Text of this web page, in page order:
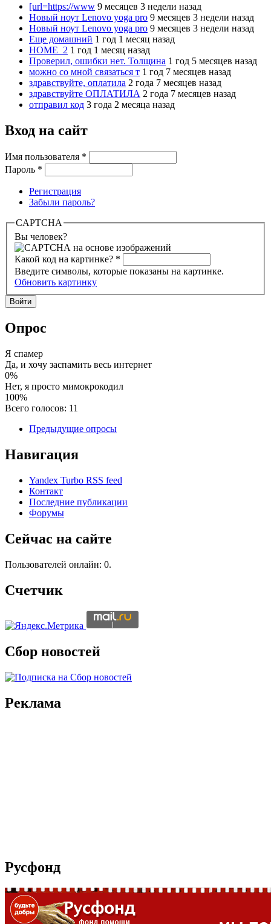
[url=https://www 9 месяцев 3 недели назад
Новый ноут Lenovo yoga pro 9 месяцев 3 недели назад
Новый ноут Lenovo yoga pro 9 месяцев 3 недели назад
Еще домашний 1 год 1 месяц назад
HOME_2 1 год 1 месяц назад
Проверил, ошибки нет. Толщина 1 год 5 месяцев назад
можно со мной связаться т 1 год 7 месяцев назад
здравствуйте, оплатила 2 года 7 месяцев назад
здравствуйте ОПЛАТИЛА 2 года 7 месяцев назад
отправил код 3 года 2 месяца назад
Вход на сайт
Имя пользователя *
Пароль *
Регистрация
Забыли пароль?
CAPTCHA
Вы человек?
Какой код на картинке? *
Введите символы, которые показаны на картинке.
Обновить картинку
Опрос
Я спамер
Да, и хочу заспамить весь интернет
0%
Нет, я просто мимокрокодил
100%
Всего голосов: 11
Предыдущие опросы
Навигация
Yandex Turbo RSS feed
Контакт
Последние публикации
Форумы
Сейчас на сайте
Пользователей онлайн: 0.
Счетчик
Сбор новостей
Реклама
Русфонд